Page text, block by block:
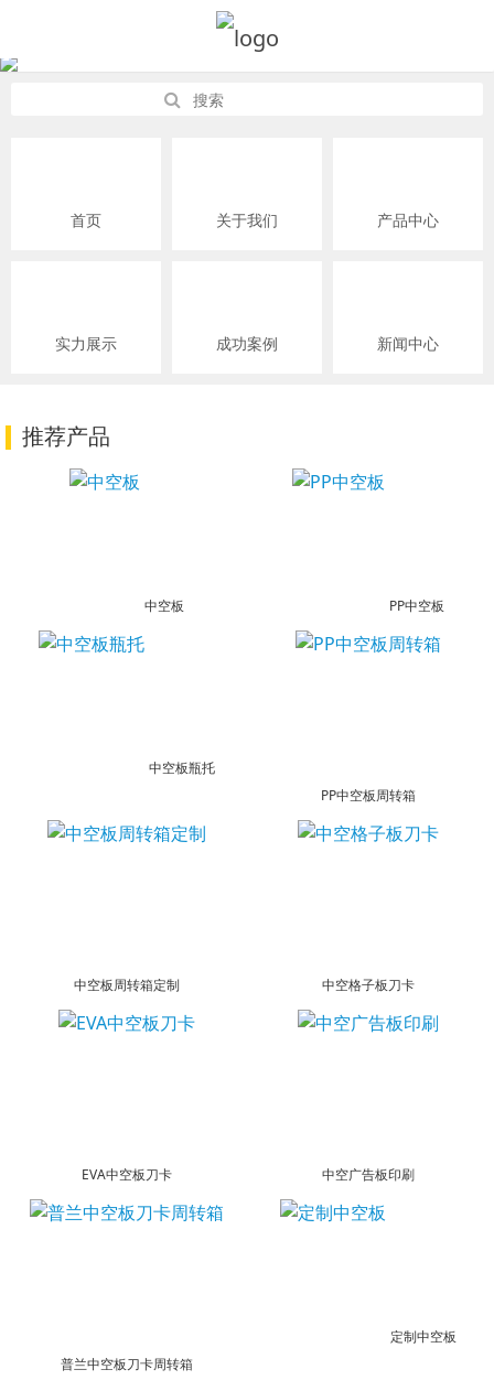
首页 关于我们 产品中心
实力展示 成功案例 新闻中心
推荐产品
中空板 PP中空板
中空板瓶托
PP中空板周转箱
中空板周转箱定制 中空格子板刀卡
EVA中空板刀卡 中空广告板印刷
普兰中空板刀卡周转箱
定制中空板